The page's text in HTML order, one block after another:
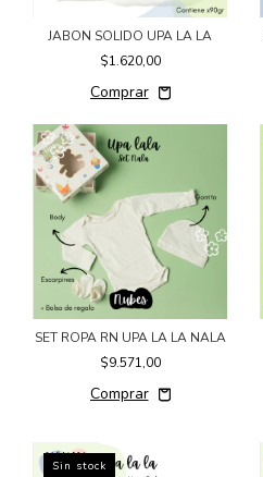
JABON SOLIDO UPA LA LA
$1.620,00
SET ROPA RN UPA LA LA NALA
$9.571,00
Sin stock